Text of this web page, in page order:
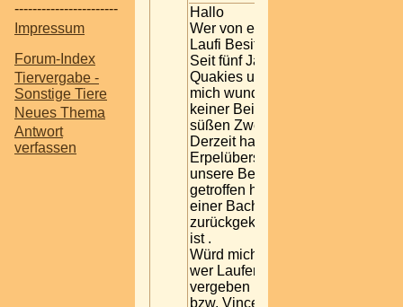
-----------------------
Impressum
Forum-Index
Tiervergabe -
Sonstige Tiere
Neues Thema
Antwort
verfassen
Hallo
Wer von euch ist denn
Laufi Besitzer?
Seit fünf Jahren bevölkern
Quakies unsen Garten und
mich wundert dass hier
keiner Beiträge von diesen
süßen Zweibeinern stellt.
Derzeit haben wir
Erpelüberschuss, da
unsere Bella der Schlag
getroffen hat und Lucy von
einer Bachwanderung nicht
zurückgekehrt
ist .
Würd mich freuen, wenn
wer Laufentenladies zu
vergeben hat, oder Emil
bzw. Vincent einen netten